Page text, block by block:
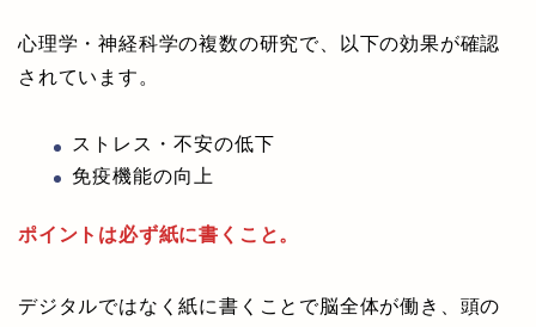
心理学・神経科学の複数の研究で、以下の効果が確認
されています。
ストレス・不安の低下
免疫機能の向上
ポイントは必ず紙に書くこと。
デジタルではなく紙に書くことで脳全体が働き、頭の